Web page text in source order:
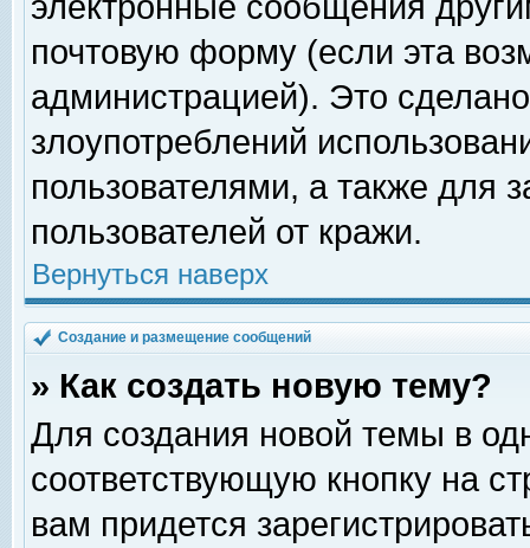
почтовую форму (если эта
администрацией). Это
злоупотреблений
пользователями, а также для
пользователей от кражи.
Вернуться наверх
Создание и размещение сообщений
» Как создать новую тему?
Для создания новой темы в
соответствующую кнопку на
вам придется